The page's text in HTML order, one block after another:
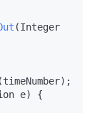
(Integer
e) {